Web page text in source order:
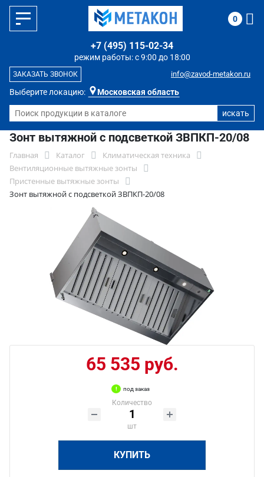
Выберите локацию: Московская область
режим работы: с 9:00 до 18:00
+7 (495) 115-02-34
info@zavod-metakon.ru
ЗАКАЗАТЬ ЗВОНОК
0
Зонт вытяжной с подсветкой ЗВПКП-20/08
Главная Каталог
Климатическая техника
Вентиляционные вытяжные зонты
Пристенные вытяжные зонты
Зонт вытяжной с подсветкой ЗВПКП-20/08
65 535 руб.
под заказ
Количество
шт
КУПИТЬ